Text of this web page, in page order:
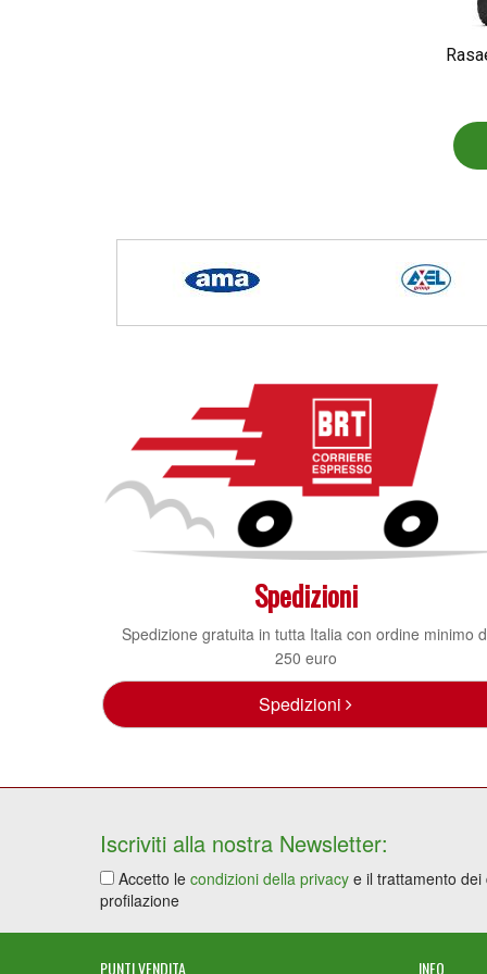
Spedizioni
Spedizione gratuita in tutta Italia con ordine minimo
250 euro
Spedizioni
Iscriviti alla nostra Newsletter:
Accetto le condizioni della privacy e il trattamento
profilazione
PUNTI VENDITA INFO